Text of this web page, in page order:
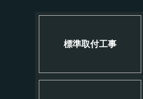
標準取付工事